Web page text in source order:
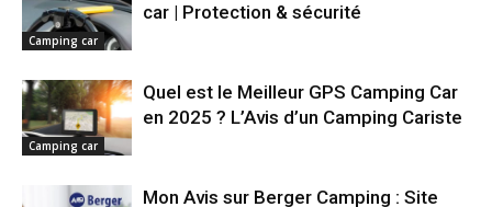
Camping car
car | Protection & sécurité
Camping car
Quel est le Meilleur GPS Camping Car
en 2025 ? L’Avis d’un Camping Cariste
Mon Avis sur Berger Camping : Site